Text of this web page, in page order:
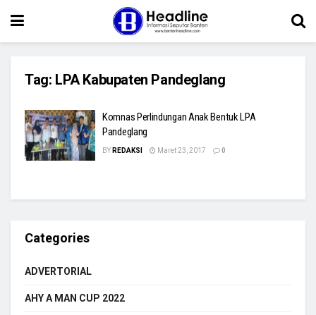
Tag: LPA Kabupaten Pandeglang
Komnas Perlindungan Anak Bentuk LPA
Pandeglang
BY REDAKSI Maret 23, 2017 0
Categories
ADVERTORIAL
AHY A MAN CUP 2022